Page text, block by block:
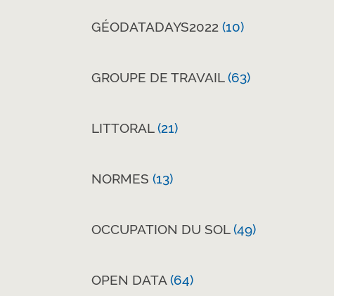
GÉODATADAYS2022 (10)
GROUPE DE TRAVAIL(63)
LITTORAL(21)
NORMES (13)
OCCUPATION DU SOL(49)
OPEN DATA (64)